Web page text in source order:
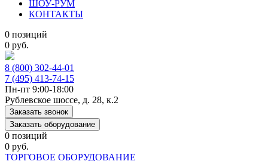
ШОУ-РУМ
КОНТАКТЫ
0 позиций
0 руб.
8 (800) 302-44-01
7 (495) 413-74-15
Пн-пт 9:00-18:00
Рублевское шоссе, д. 28, к.2
Заказать звонок
Заказать оборудование
0 позиций
0 руб.
ТОРГОВОЕ ОБОРУДОВАНИЕ